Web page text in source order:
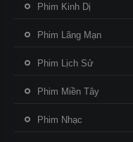
Phim Kinh Dị
Phim Lãng Mạn
Phim Lịch Sử
Phim Miền Tây
Phim Nhạc